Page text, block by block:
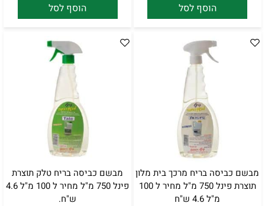
הוסף לסל
הוסף לסל
מבשם כביסה בריח מרכך בית מלון
תוצרת פינל 750 מ"ל מחיר ל 100
מ"ל 4.6 ש"ח
מבשם כביסה בריח טלק תוצרת
פינל 750 מ"ל מחיר ל 100 מ"ל 4.6
ש"ח.